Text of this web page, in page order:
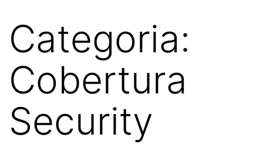
Categoria:
Cobertura
Security